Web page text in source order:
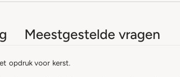
Meestgestelde vragen
opdruk voor kerst.